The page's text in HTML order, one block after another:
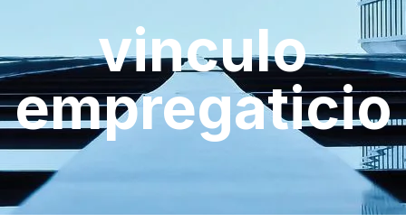
vinculo
empregaticio